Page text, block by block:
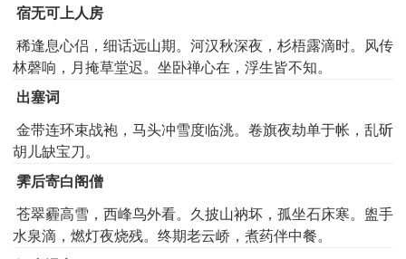
宿无可上人房
稀逢息心侣，细话远山期。河汉秋深夜，杉梧露滴时。风传
林磬响，月掩草堂迟。坐卧禅心在，浮生皆不知。
出塞词
金带连环束战袍，马头冲雪度临洮。卷旗夜劫单于帐，乱斫
胡儿缺宝刀。
霁后寄白阁僧
苍翠霾高雪，西峰鸟外看。久披山衲坏，孤坐石床寒。盥手
水泉滴，燃灯夜烧残。终期老云峤，煮药伴中餐。